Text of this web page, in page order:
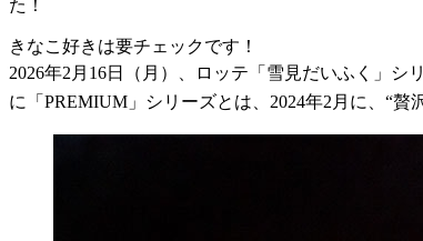
た！
きなこ好きは要チェックです！
2026年2 月 16日（月）、ロッテ「雪見だいふく」シ
に「 PREMIUM 」シリーズとは、 2024年2 月に、“贅